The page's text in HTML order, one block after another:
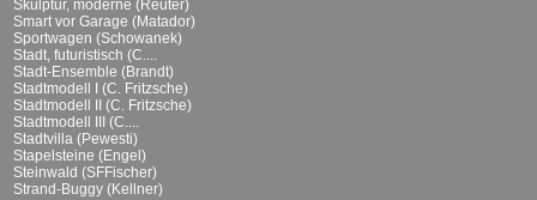
Skulptur, moderne (Reuter)
Smart vor Garage (Matador)
Sportwagen (Schowanek)
Stadt, futuristisch (C....
Stadt-Ensemble (Brandt)
Stadtmodell I (C. Fritzsche)
Stadtmodell II (C. Fritzsche)
Stadtmodell III (C....
Stadtvilla (Pewesti)
Stapelsteine (Engel)
Steinwald (SFFischer)
Strand-Buggy (Kellner)